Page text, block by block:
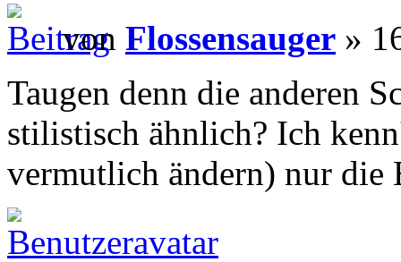
von Flossensauger »
Taugen denn die anderen
stilistisch ähnlich? Ich
vermutlich ändern) nur die